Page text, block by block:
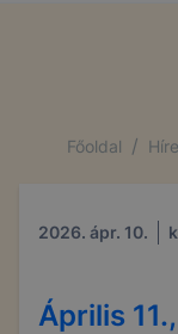
Főoldal /
2026. ápr. 10.
Április